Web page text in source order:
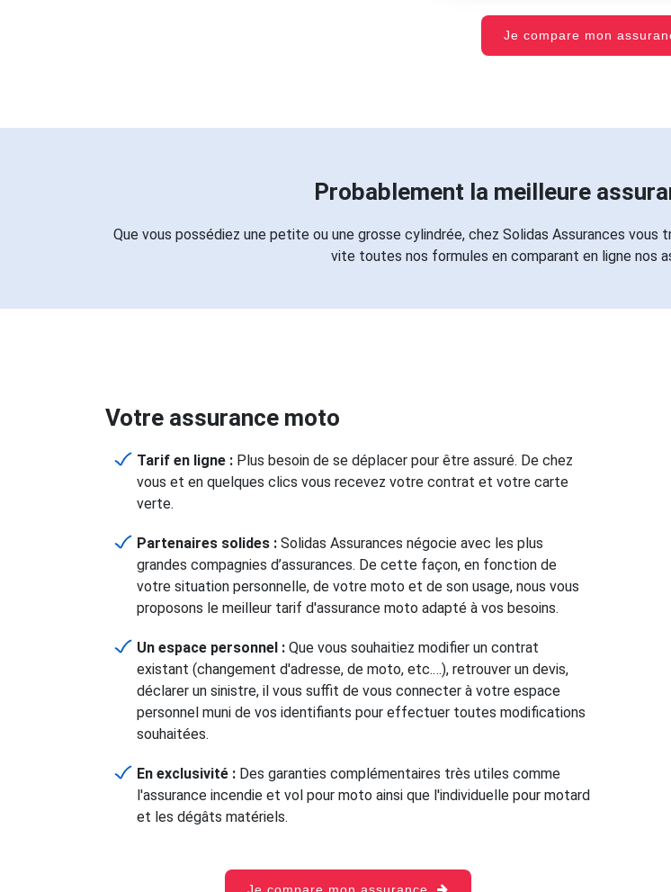
Je compare mon
Probablement la meilleure
Que vous possédiez une petite ou une grosse cylindrée, chez Solidas Assurances
vite toutes nos formules en comparant en ligne nos
Votre assurance moto
Tarif en ligne : Plus besoin de se déplacer pour être assuré. De chez
vous et en quelques clics vous recevez votre contrat et votre carte
verte.
Partenaires solides : Solidas Assurances négocie avec les plus
grandes compagnies d’assurances. De cette façon, en fonction de
votre situation personnelle, de votre moto et de son usage, nous vous
proposons le meilleur tarif d'assurance moto adapté à vos besoins.
Un espace personnel : Que vous souhaitiez modifier un contrat
existant (changement d'adresse, de moto, etc.…), retrouver un devis,
déclarer un sinistre, il vous suffit de vous connecter à votre espace
personnel muni de vos identifiants pour effectuer toutes modifications
souhaitées.
En exclusivité : Des garanties complémentaires très utiles comme
l'assurance incendie et vol pour moto ainsi que l'individuelle pour motard
et les dégâts matériels.